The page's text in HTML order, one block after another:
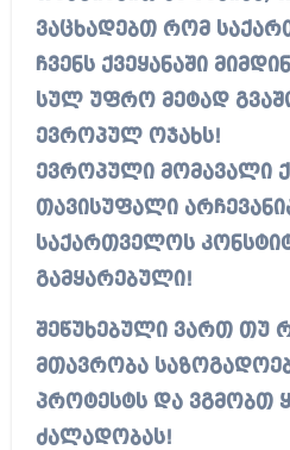
ვაცხადებთ რომ
ჩვენს ქვეყანაში
სულ უფრო მეტად
ევროპულ ოჯახს!
ევროპული მომავალი
თავისუფალი
საქართველოს
გამყარებული!
შეწუხებული ვართ თუ
მთავრობა
პროტესტს და ვგმობთ
ძალადობას!